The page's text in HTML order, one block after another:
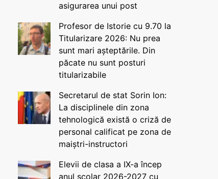
asigurarea unui post
Profesor de Istorie cu 9.70 la
Titularizare 2026: Nu prea
sunt mari așteptările. Din
păcate nu sunt posturi
titularizabile
Secretarul de stat Sorin Ion:
La disciplinele din zona
tehnologică există o criză de
personal calificat pe zona de
maiștri-instructori
Elevii de clasa a IX-a încep
anul școlar 2026-2027 cu